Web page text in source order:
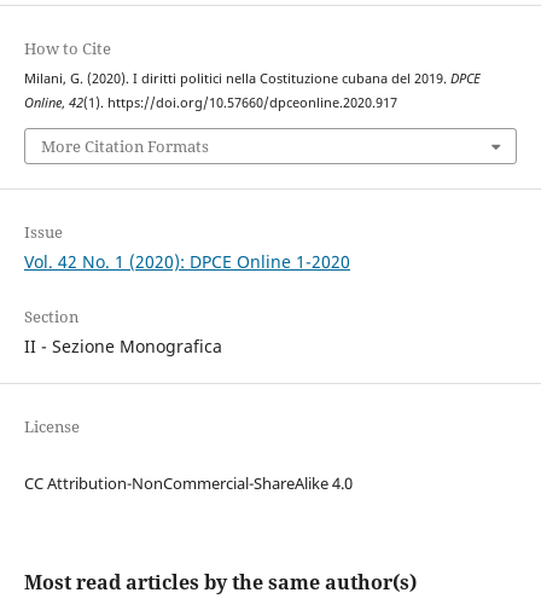
How to Cite
Milani, G. (2020). I diritti politici nella Costituzione cubana del 2019. DPCE
Online, 42(1). https://doi.org/10.57660/dpceonline.2020.917
More Citation Formats
Issue
Vol. 42 No. 1 (2020): DPCE Online 1-2020
Section
II - Sezione Monografica
License
CC Attribution-NonCommercial-ShareAlike 4.0
Most read articles by the same author(s)